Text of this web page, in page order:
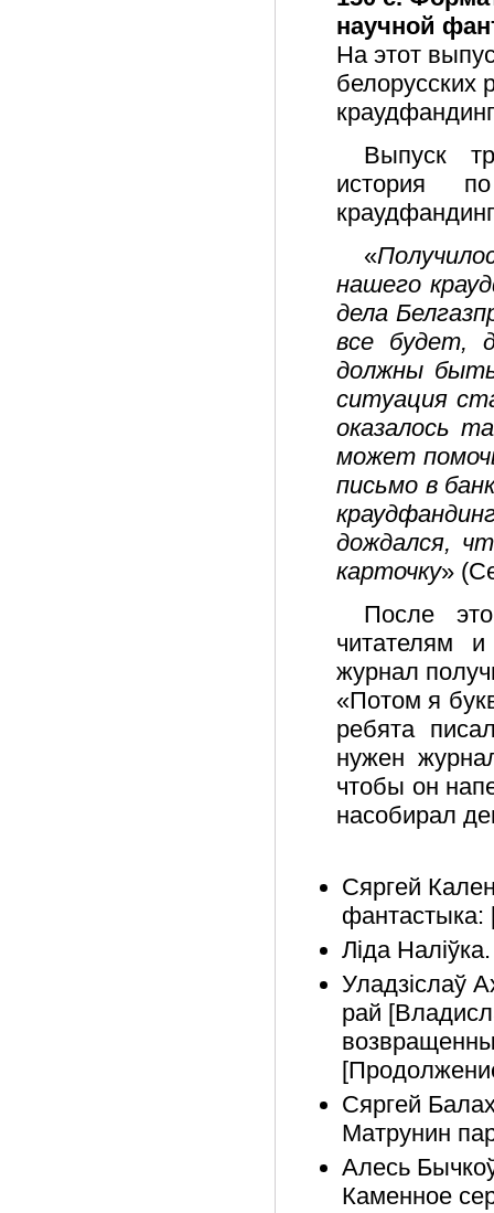
научной
На этот
белорусских
Выпуск
история
«
нашего
дела
все будет,
должны
ситуация
оказалось
может
письмо в
дождался,
карточку»
После
читателям
журнал
«Потом я
ребята
нужен
чтобы он
насобирал
Сяргей
фантастыка:
Ліда
Уладзіслаў
рай
Сяргей
Матрунин
Алесь
Каменное